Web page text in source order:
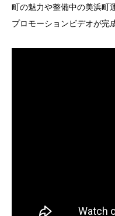
町の魅力や整備中の美浜町
プロモーションビデオが完